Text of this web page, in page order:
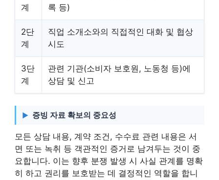
계
록 등)
2단
계
직업 소개소와의 직접적인 대화 및 협상
시도
3단
계
관련 기관(소비자 보호원, 노동청 등)에
상담 및 신고
증빙 자료 확보의 중요성
모든 상담 내용, 계약 조건, 수수료 관련 내용은 서
면 또는 녹취 등 객관적인 증거로 남겨두는 것이 중
요합니다. 이는 향후 분쟁 발생 시 사실 관계를 명확
히 하고 권리를 보호받는 데 결정적인 역할을 합니